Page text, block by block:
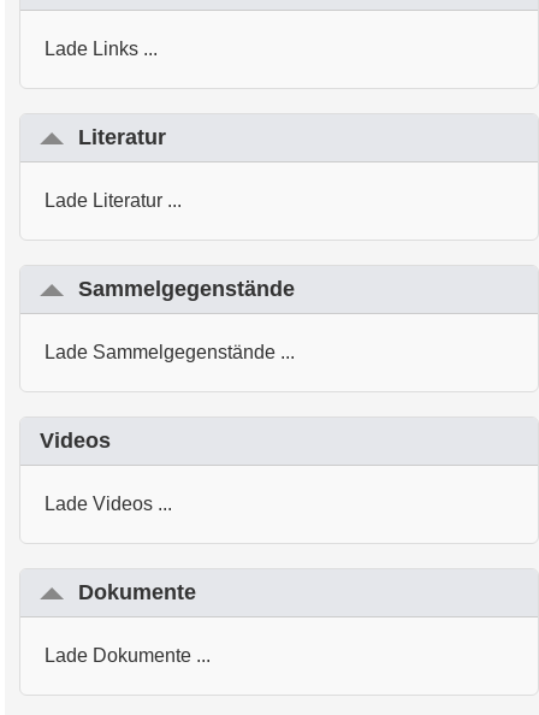
Lade Links ...
Literatur
Lade Literatur ...
Sammelgegenstände
Lade Sammelgegenstände ...
Videos
Lade Videos ...
Dokumente
Lade Dokumente ...